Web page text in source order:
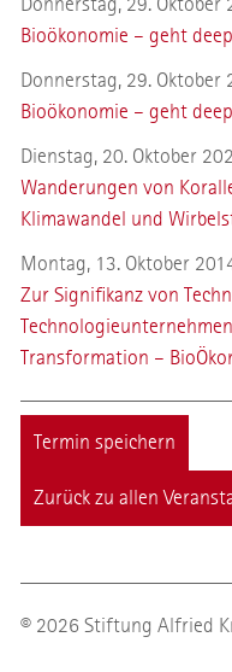
Bioökonomie – geht
Donnerstag, 29. Oktober
Bioökonomie – geht
Dienstag, 20. Oktober
Wanderungen von
Klimawandel und
Montag, 13. Oktober
Zur Signifikanz von
Transformation –
Termin speichern
Zurück zu allen
© 2026 Stiftung Alfried